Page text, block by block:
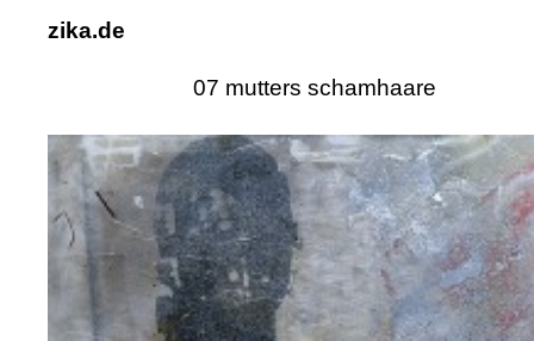
07 mutters schamhaare
zika.de